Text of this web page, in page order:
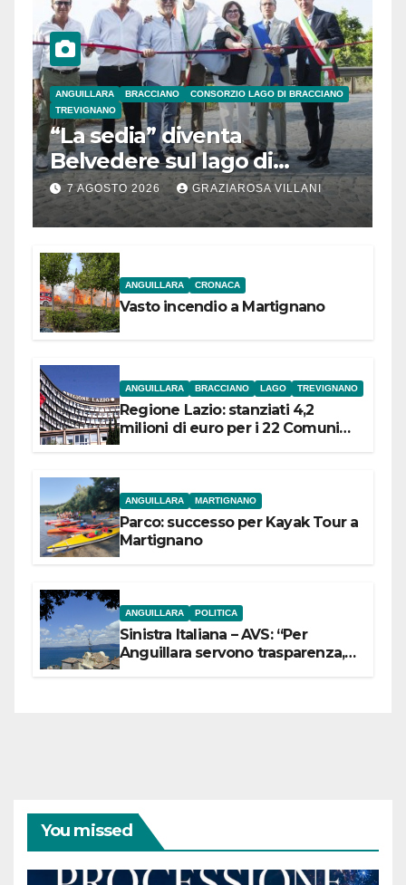
ANGUILLARA BRACCIANO
CONSORZIO LAGO DI BRACCIANO
TREVIGNANO
“La sedia” diventa
Belvedere sul lago di
Bracciano: ieri
l’inaugurazione
7 AGOSTO 2026 GRAZIAROSA VILLANI
ANGUILLARA CRONACA
Vasto incendio a Martignano
ANGUILLARA BRACCIANO LAGO TREVIGNANO
Regione Lazio: stanziati 4,2
milioni di euro per i 22 Comuni
ANGUILLARA MARTIGNANO
Parco: successo per Kayak Tour a
Martignano
ANGUILLARA POLITICA
Sinistra Italiana – AVS: “Per
Anguillara servono trasparenza,
You missed